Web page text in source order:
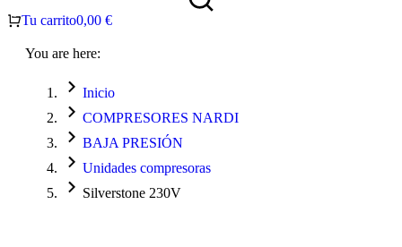
Tu carrito0,00 €
You are here:
Inicio
COMPRESORES NARDI
BAJA PRESIÓN
Unidades compresoras
Silverstone 230V